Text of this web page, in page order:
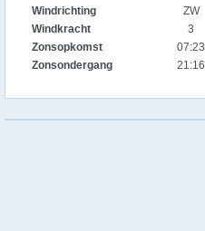
Windrichting
ZW
Windkracht
3
Zonsopkomst
07:23
Zonsondergang
21:16